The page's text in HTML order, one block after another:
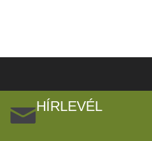
HÍRLEVÉL